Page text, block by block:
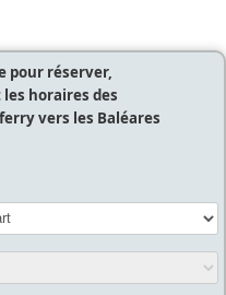
pour réserver,
les horaires des
vers les Baléares